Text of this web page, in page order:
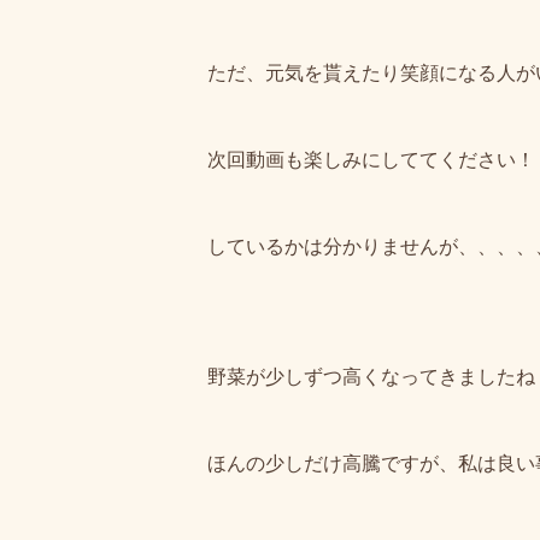
ただ、元気を貰えたり笑顔になる人
次回動画も楽しみにしててください！
しているかは分かりませんが、、、、
野菜が少しずつ高くなってきましたね
ほんの少しだけ高騰ですが、私は良